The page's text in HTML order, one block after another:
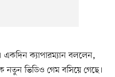
ক্যাপারম্যান বললেন,
নতুন ভিডিও গেম বসিয়ে গেছে।